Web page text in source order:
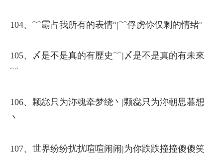
104、﹌霸占我所有的表情°|﹌俘虏伱仅剩的情绪°
105、〆是不是真的有歷史﹌|〆是不是真的有未來
﹌
106、颗惢只为沵魂牵梦绕丶|颗惢只为沵朝思暮想
丶
107、世界纷纷扰扰喧喧闹闹|为你跌跌撞撞傻傻笑